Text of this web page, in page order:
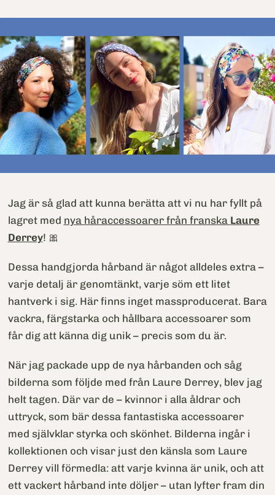
Jag är så glad att kunna berätta att vi nu har fyllt på
lagret med nya håraccessoarer från franska Laure
Derrey! 🎀
Dessa handgjorda hårband är något alldeles extra –
varje detalj är genomtänkt, varje söm ett litet
hantverk i sig. Här finns inget massproducerat. Bara
vackra, färgstarka och hållbara accessoarer som
får dig att känna dig unik – precis som du är.
När jag packade upp de nya hårbanden och såg
bilderna som följde med från Laure Derrey, blev jag
helt tagen. Där var de – kvinnor i alla åldrar och
uttryck, som bär dessa fantastiska accessoarer
med självklar styrka och skönhet. Bilderna ingår i
kollektionen och visar just den känsla som Laure
Derrey vill förmedla: att varje kvinna är unik, och att
ett vackert hårband inte döljer – utan lyfter fram din